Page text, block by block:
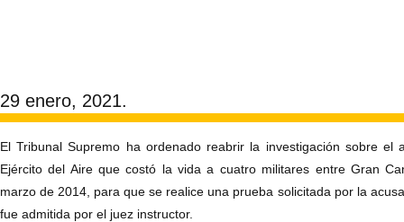
29 enero, 2021.
El Tribunal Supremo ha ordenado reabrir la investigación sobre el
Ejército del Aire que costó la vida a cuatro militares entre Gran
marzo de 2014, para que se realice una prueba solicitada por la
fue admitida por el juez instructor.